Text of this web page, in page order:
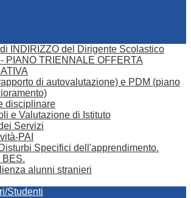
INDIRIZZO del Dirigente Scolastico
PIANO TRIENNALE OFFERTA
di autovalutazione) e PDM (piano
disciplinare
e Valutazione di Istituto
Servizi
PAI
Specifici dell'apprendimento.
alunni stranieri
Studenti